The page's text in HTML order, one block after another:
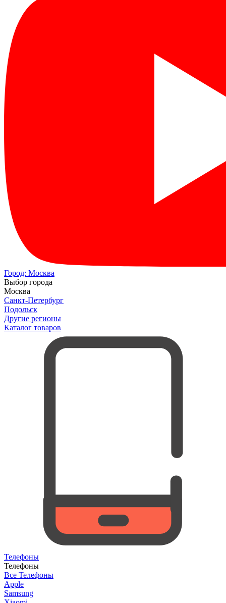
Город: Москва
Выбор города
Москва
Санкт-Петербург
Подольск
Другие регионы
Каталог товаров
Телефоны
Телефоны
Все Телефоны
Apple
Samsung